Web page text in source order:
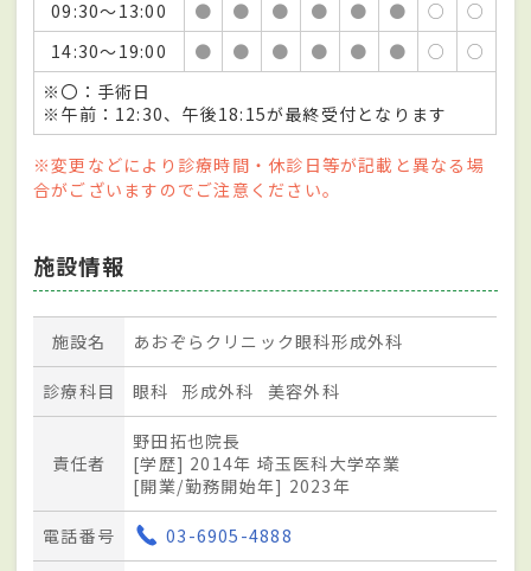
09:30～13:00 ● ● ● ● ● ● ○
○
14:30～19:00
● ● ● ● ● ● ○
○
※〇：手術日
※午前：12:30、午後18:15が最終受付となります
※変更などにより診療時間・休診日等が記載と異なる場
合がございますのでご注意ください。
施設情報
施設名 あおぞらクリニック眼科形成外科
診療科目 眼科 形成外科 美容外科
責任者
野田拓也院長
[学歴] 2014年 埼玉医科大学卒業
[開業/勤務開始年] 2023年
電話番号 03-6905-4888